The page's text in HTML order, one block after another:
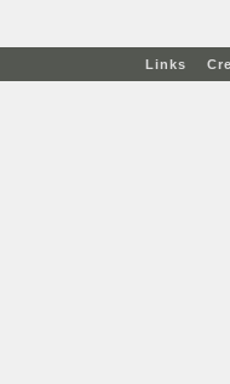
Links